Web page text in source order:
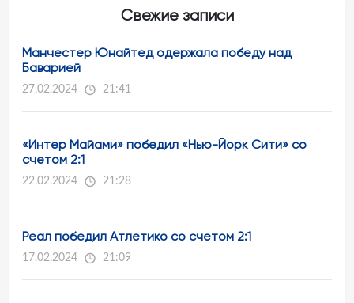
Свежие записи
Манчестер Юнайтед одержала победу над
Баварией
27.02.2024 21:41
«Интер Майами» победил «Нью-Йорк Сити» со
счетом 2:1
22.02.2024 21:28
Реал победил Атлетико со счетом 2:1
17.02.2024 21:09